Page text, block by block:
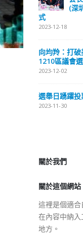
开幕
抹黑候選人涉
香
關於這個網站
在內容中納入
地方。